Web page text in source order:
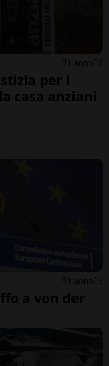
1 anno 3
per i
casa anziani
1 anno 3
a von der